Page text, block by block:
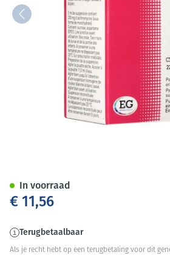
€ 11,56
Terugbetaalbaar
Als je recht hebt op een terugbetaling voor dit
In voorraad